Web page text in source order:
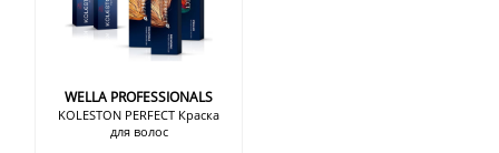
WELLA PROFESSIONALS
KOLESTON PERFECT Краска
для волос